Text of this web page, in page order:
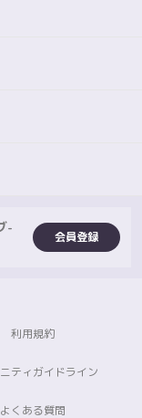
-
会員登録
利用規約
ティガイドライン
よくある質問